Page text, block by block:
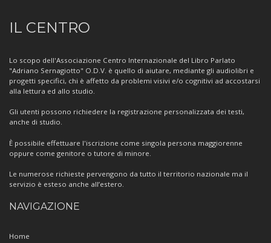
Informazioni
sul
Centro
IL CENTRO
Lo scopo dell'Associazione Centro Internazionale del Libro Parlato
"Adriano Sernagiotto" O.D.V. è quello di aiutare, mediante gli audiolibri e
progetti specifici, chi è affetto da problemi visivi e/o cognitivi ad accostarsi
alla lettura ed allo studio.
Gli utenti possono richiedere la registrazione personalizzata dei testi,
anche di studio.
È possibile effettuare l'iscrizione come singola persona maggiorenne
oppure come genitore o tutore di minore.
Le numerose richieste pervengono da tutto il territorio nazionale ma il
servizio è esteso anche all’estero.
NAVIGAZIONE
Home